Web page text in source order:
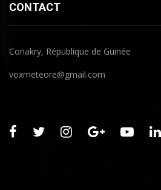
CONTACT
Conakry, République de Guinée
voxmeteore@gmail.com